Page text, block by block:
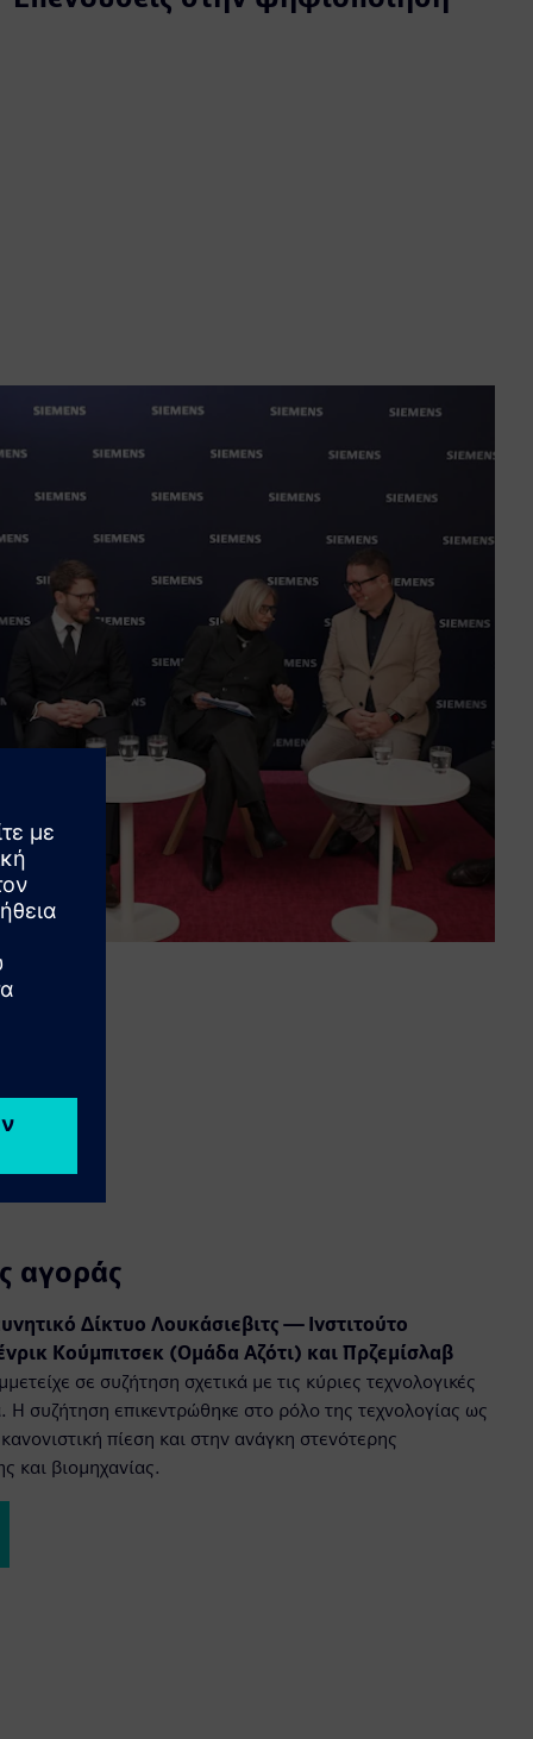
αγοράς
Δίκτυο Λουκάσιεβιτς — Ινστιτούτο
Κούμπιτσεκ (Ομάδα Αζότι) και Πρζεμίσλαβ
σε συζήτηση σχετικά με τις κύριες τεχνολογικές
Η συζήτηση επικεντρώθηκε στο ρόλο της τεχνολογίας ως
πίεση και στην ανάγκη στενότερης
και βιομηχανίας.